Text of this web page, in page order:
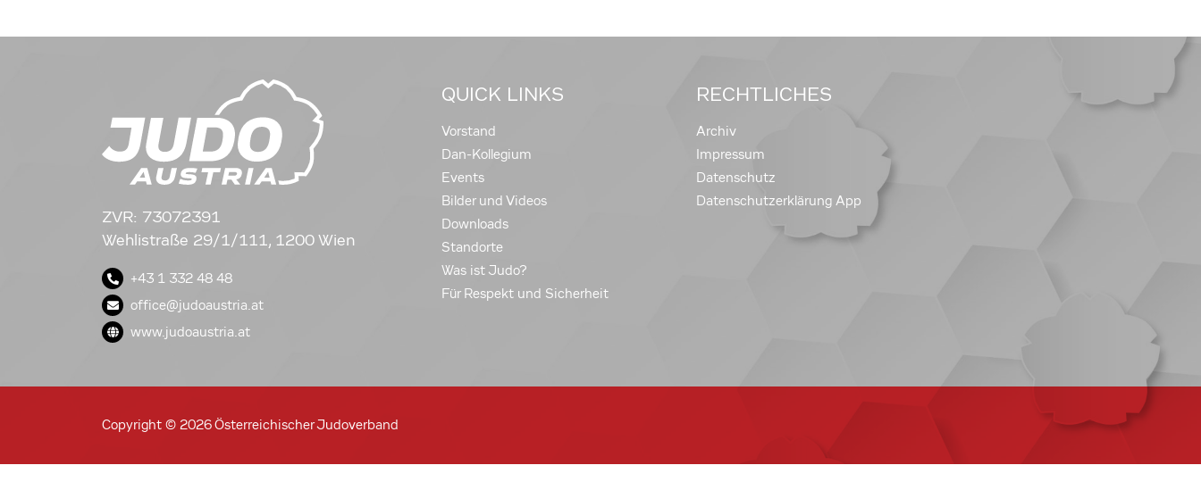
ZVR: 73072391
Wehlistraße 29/1/111, 1200 Wien
+43 1 332 48 48
office@judoaustria.at
www.judoaustria.at
QUICK LINKS
Vorstand
Dan-Kollegium
Events
Bilder und Videos
Downloads
Standorte
Was ist Judo?
Für Respekt und Sicherheit
RECHTLICHES
Archiv
Impressum
Datenschutz
Datenschutzerklärung App
Copyright © 2026 Österreichischer Judoverband